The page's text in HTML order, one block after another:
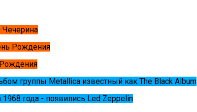
Рождения
группы Metallica известный как The Black Album
1968 года - появились Led Zeppelin